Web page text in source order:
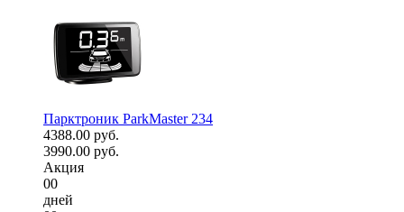
Парктроник ParkMaster 234
4388.00 руб.
3990.00 руб.
Акция
00
дней